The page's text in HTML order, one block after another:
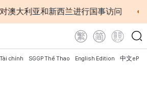
和新西兰进行国事访问 为进一步
chính SGGP Thể Thao English Edition 中文